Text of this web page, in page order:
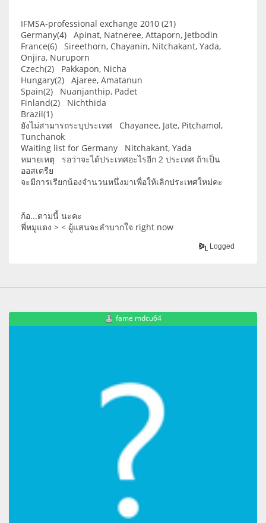
IFMSA-professional exchange 2010 (21)
Germany(4) Apinat, Natneree, Attaporn, Jetbodin
France(6) Sireethorn, Chayanin, Nitchakant, Yada,
Onjira, Nuruporn
Czech(2) Pakkapon, Nicha
Hungary(2) Ajaree, Amatanun
Spain(2) Nuanjanthip, Padet
Finland(2) Nichthida
Brazil(1)
ยังไม่สามารถระบุประเทศ Chayanee, Jate, Pitchamol,
Tunchanok
Waiting list for Germany Nitchakant, Yada
หมายเหตุ รอว่าจะได้ประเทศอะไรอีก 2 ประเทศ ถ้าเป็น
ออสเตรีย
จะมีการเรียกน้องจำนวนหนึ่งมาเพื่อให้เลิกประเทศใหม่คะ
ก้อ...ตามนี้ นะคะ
พี่หมูแดง > < ผู้แสนจะลำบากใจ right now
Logged
fame mdcu64